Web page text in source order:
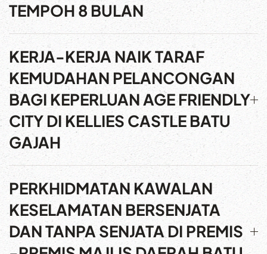
TEMPOH 8 BULAN
KERJA-KERJA NAIK TARAF
KEMUDAHAN PELANCONGAN
BAGI KEPERLUAN AGE FRIENDLY
CITY DI KELLIES CASTLE BATU
GAJAH
PERKHIDMATAN KAWALAN
KESELAMATAN BERSENJATA
DAN TANPA SENJATA DI PREMIS